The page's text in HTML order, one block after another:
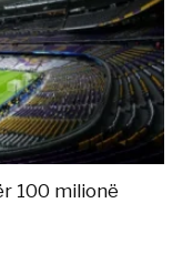
100 milionë